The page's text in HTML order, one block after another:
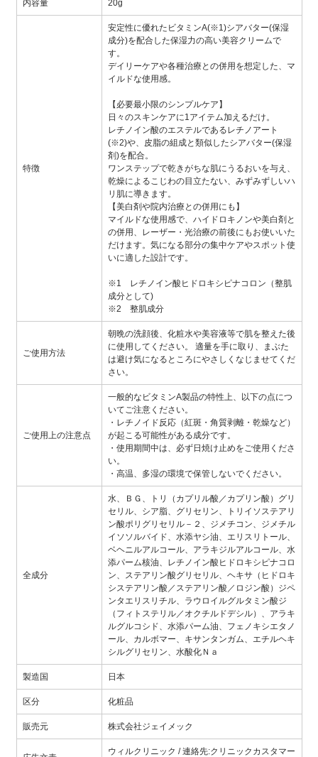
内容量 20g
特徴
安定性に優れたビタミンA(※1)シアバター(保湿
成分)を配合した保湿力の高い美容クリームで
す。
デイリーケアや各種治療との併用を想定した、マ
イルドな使用感。
【必要最小限のシンプルケア】
日々のスキンケアに1アイテム加えるだけ。
レチノイン酸のエステルであるレチノアート
(※2)や、皮脂の組成と類似したシアバター(保湿
剤)を配合。
ワンステップで乾きがちな肌にうるおいを与え、
乾燥によるこじわの目立たない、みずみずしいハ
リ肌に導きます。
【美白剤や院内治療との併用にも】
マイルドな使用感で、ハイドロキノンや美白剤と
の併用、レーザー・光治療の前後にもお使いいた
だけます。気になる部分の集中ケアやスポット使
いに適した設計です。
※1 レチノイン酸ヒドロキシピナコロン（整肌
成分として)
※2 整肌成分
ご使用方法
朝晩の洗顔後、化粧水や美容液等で肌を整えた後
に使用してください。 適量を手に取り、まぶた
は避け気になるところにやさしくなじませてくだ
さい。
ご使用上の注意点
一般的なビタミンA製品の特性上、以下の点につ
いてご注意ください。
・レチノイド反応（紅斑・角質剥離・乾燥など）
が起こる可能性がある成分です。
・使用期間中は、必ず日焼け止めをご使用くださ
い。
・高温、多湿の環境で保管しないでください。
全成分
水、ＢＧ、トリ（カプリル酸／カプリン酸）グリ
セリル、シア脂、グリセリン、トリイソステアリ
ン酸ポリグリセリル－２、ジメチコン、ジメチル
イソソルバイド、水添ヤシ油、エリスリトール、
ベヘニルアルコール、アラキジルアルコール、水
添パーム核油、レチノイン酸ヒドロキシピナコロ
ン、ステアリン酸グリセリル、ヘキサ（ヒドロキ
システアリン酸／ステアリン酸／ロジン酸）ジペ
ンタエリスリチル、ラウロイルグルタミン酸ジ
（フィトステリル／オクチルドデシル）、アラキ
ルグルコシド、水添パーム油、フェノキシエタノ
ール、カルボマー、キサンタンガム、エチルヘキ
シルグリセリン、水酸化Ｎａ
製造国 日本
区分 化粧品
販売元 株式会社ジェイメック
ウィルクリニック / 連絡先:クリニックカスタマー